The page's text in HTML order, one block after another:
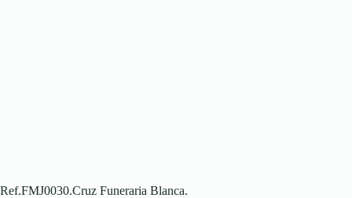
Ref.FMJ0030.Cruz Funeraria Blanca.